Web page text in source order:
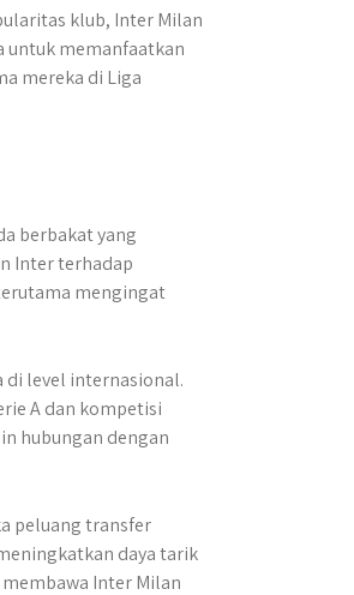
klub, Inter Milan
untuk memanfaatkan
mereka di Liga
berbakat yang
Inter terhadap
mengingat
di level internasional.
A dan kompetisi
hubungan dengan
peluang transfer
daya tarik
Inter Milan